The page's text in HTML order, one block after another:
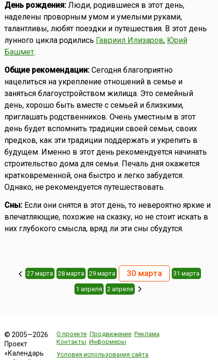
День рождения: Люди, родившиеся в этот день,
наделены проворным умом и умелыми руками,
талантливы, любят поездки и путешествия. В этот день
лунного цикла родились Гавриил Илизаров, Юрий
Башмет.
Общие рекомендации: Сегодня благоприятно
нацелиться на укрепление отношений в семье и
заняться благоустройством жилища. Это семейный
день, хорошо быть вместе с семьей и близкими,
приглашать родственников. Очень уместным в этот
день будет вспомнить традиции своей семьи, своих
предков, как эти традиции поддержать и укрепить в
будущем. Именно в этот день рекомендуется начинать
строительство дома для семьи. Печаль дня окажется
кратковременной, она быстро и легко забудется.
Однако, не рекомендуется путешествовать.
Сны: Если они снятся в этот день, то невероятно яркие и
впечатляющие, похожие на сказку, но не стоит искать в
них глубокого смысла, вряд ли эти сны сбудутся.
27 марта 28 марта 29 марта 30 марта 31 марта
1 апреля 2 апреля
© 2005—2026
Проект
«Календарь
О проекте Продвижение Реклама
Контакты Информеры
Условия использования сайта